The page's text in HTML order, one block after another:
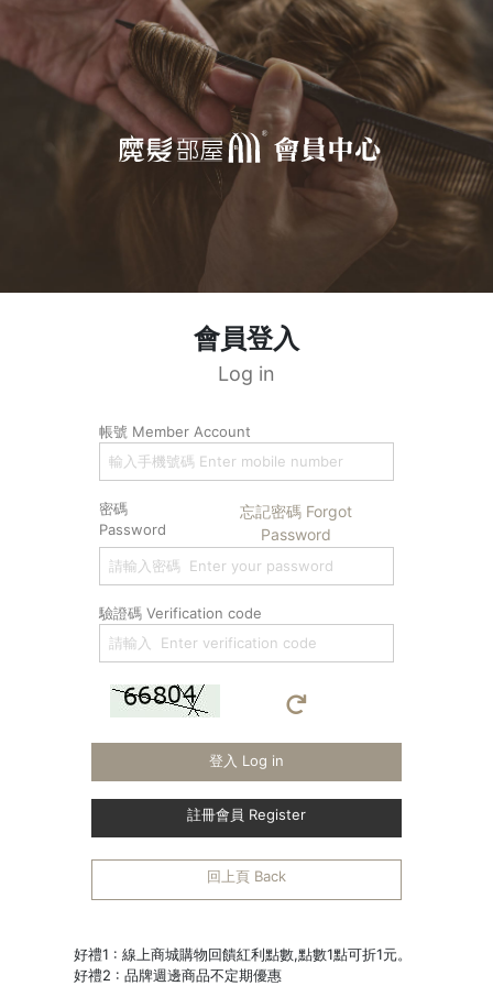
會員登入
Log in
帳號 Member Account
密碼
Password
忘記密碼 Forgot
Password
驗證碼 Verification code
登入 Log in
註冊會員 Register
回上頁 Back
好禮1 : 線上商城購物回饋紅利點數,點數1點可折1元。
好禮2 : 品牌週邊商品不定期優惠